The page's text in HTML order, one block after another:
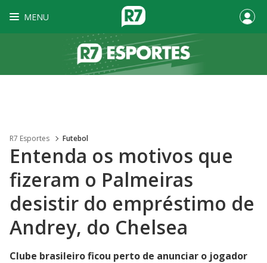
MENU
R7 Esportes Futebol
Entenda os motivos que
fizeram o Palmeiras
desistir do empréstimo de
Andrey, do Chelsea
Clube brasileiro ficou perto de anunciar o jogador